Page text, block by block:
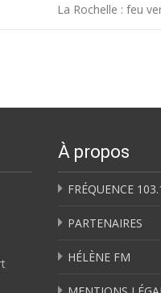
La Rochelle : feu
À propos
FRÉQUENCE
PARTENAIRES
HÉLÈNE FM